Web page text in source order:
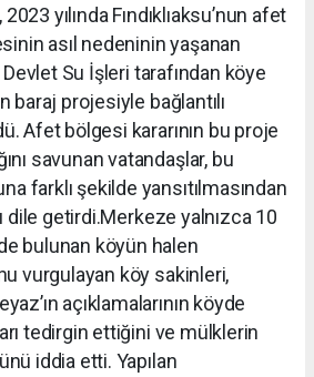
yılında Fındıklıaksu’nun afet
asıl nedeninin yaşanan
Su İşleri tarafından köye
baraj projesiyle bağlantılı
Afet bölgesi kararının bu proje
savunan vatandaşlar, bu
farklı şekilde yansıtılmasından
dile getirdi.Merkeze yalnızca 10
bulunan köyün halen
vurgulayan köy sakinleri,
açıklamalarının köyde
tedirgin ettiğini ve mülklerin
iddia etti. Yapılan